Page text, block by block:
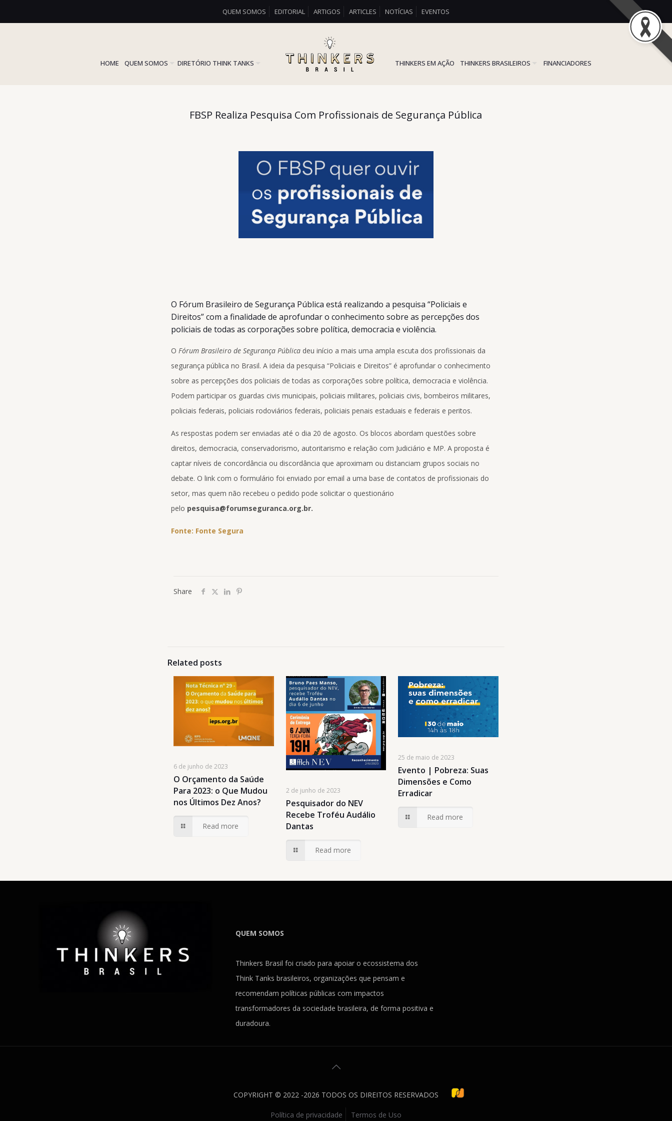
QUEM SOMOS EDITORIAL ARTIGOS ARTICLES NOTÍCIAS EVENTOS
HOME QUEM SOMOS DIRETÓRIO THINK TANKS THINKERS EM AÇÃO THINKERS BRASILEIROS FINANCIADORES
FBSP Realiza Pesquisa Com Profissionais de Segurança Pública
O Fórum Brasileiro de Segurança Pública está realizando a pesquisa “Policiais e
Direitos” com a finalidade de aprofundar o conhecimento sobre as percepções dos
policiais de todas as corporações sobre política, democracia e violência.
O Fórum Brasileiro de Segurança Públicadeu início a mais uma ampla escuta dos profissionais da
segurança pública no Brasil. A ideia da pesquisa “Policiais e Direitos” é aprofundar o conhecimento
sobre as percepções dos policiais de todas as corporações sobre política, democracia e violência.
Podem participar os guardas civis municipais, policiais militares, policiais civis, bombeiros militares,
policiais federais, policiais rodoviários federais, policiais penais estaduais e federais e peritos.
As respostas podem ser enviadas até o dia 20 de agosto. Os blocos abordam questões sobre
direitos, democracia, conservadorismo, autoritarismo e relação com Judiciário e MP. A proposta é
captar níveis de concordância ou discordância que aproximam ou distanciam grupos sociais no
debate. O link com o formulário foi enviado por email a uma base de contatos de profissionais do
setor, mas quem não recebeu o pedido pode solicitar o questionário
pelo pesquisa@forumseguranca.org.br.
Fonte: Fonte Segura
Share
Related posts
6 de junho de 2023
O Orçamento da Saúde
Para 2023: o Que Mudou
nos Últimos Dez Anos?
Read more
2 de junho de 2023
Pesquisador do NEV
Recebe Troféu Audálio
Dantas
Read more
25 de maio de 2023
Evento | Pobreza: Suas
Dimensões e Como
Erradicar
Read more
QUEM SOMOS
Thinkers Brasil foi criado para apoiar o ecossistema dos
Think Tanks brasileiros, organizações que pensam e
recomendam políticas públicas com impactos
transformadores da sociedade brasileira, de forma positiva e
duradoura.
COPYRIGHT © 2022 -2026 TODOS OS DIREITOS RESERVADOS
Política de privacidade Termos de Uso